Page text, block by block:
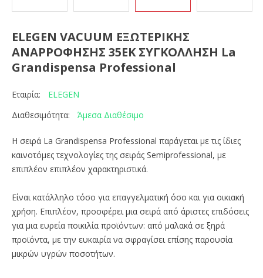
ELEGEN VACUUM ΕΞΩΤΕΡΙΚΗΣ
ΑΝΑΡΡΟΦΗΣΗΣ 35ΕΚ ΣΥΓΚΟΛΛΗΣΗ La
Grandispensa Professional
Εταιρία:
ELEGEN
Διαθεσιμότητα:
Άμεσα Διαθέσιμο
Η σειρά La Grandispensa Professional παράγεται με τις ίδιες
καινοτόμες τεχνολογίες της σειράς Semiprofessional, με
επιπλέον επιπλέον χαρακτηριστικά.
Είναι κατάλληλο τόσο για επαγγελματική όσο και για οικιακή
χρήση. Επιπλέον, προσφέρει μια σειρά από άριστες επιδόσεις
για μια ευρεία ποικιλία προϊόντων: από μαλακά σε ξηρά
προϊόντα, με την ευκαιρία να σφραγίσει επίσης παρουσία
μικρών υγρών ποσοτήτων.